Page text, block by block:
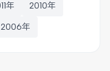
年 2010年
2006年